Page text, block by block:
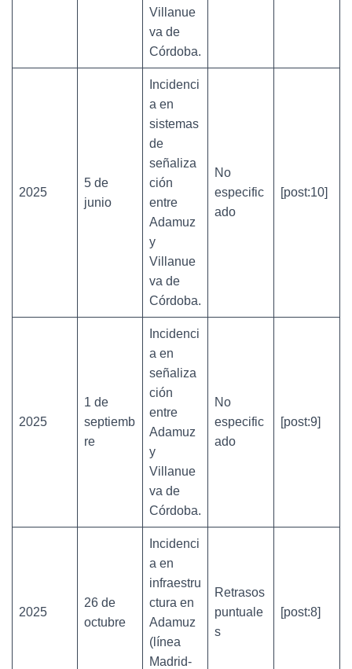
Villanue
va de
Córdoba.
2025
5 de
junio
Incidenci
a en
sistemas
de
señaliza
ción
entre
Adamuz
y
Villanue
va de
Córdoba.
No
especific
ado
[post:10]
2025
1 de
septiemb
re
Incidenci
a en
señaliza
ción
entre
Adamuz
y
Villanue
va de
Córdoba.
No
especific
ado
[post:9]
2025
26 de
octubre
Incidenci
a en
infraestru
ctura en
Adamuz
(línea
Madrid-
Retrasos
puntuale
s
[post:8]